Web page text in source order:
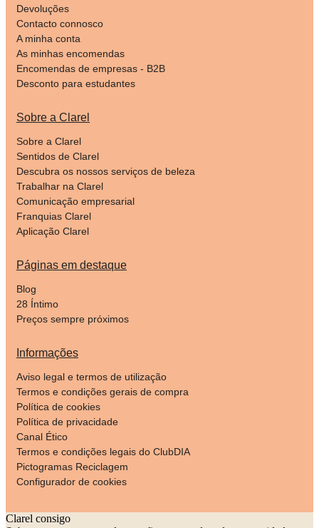
Devoluções
Contacto connosco
A minha conta
As minhas encomendas
Encomendas de empresas - B2B
Desconto para estudantes
Sobre a Clarel
Sobre a Clarel
Sentidos de Clarel
Descubra os nossos serviços de beleza
Trabalhar na Clarel
Comunicação empresarial
Franquias Clarel
Aplicação Clarel
Páginas em destaque
Blog
28 Íntimo
Preços sempre próximos
Informações
Aviso legal e termos de utilização
Termos e condições gerais de compra
Política de cookies
Política de privacidade
Canal Ético
Termos e condições legais do ClubDIA
Pictogramas Reciclagem
Configurador de cookies
Clarel consigo